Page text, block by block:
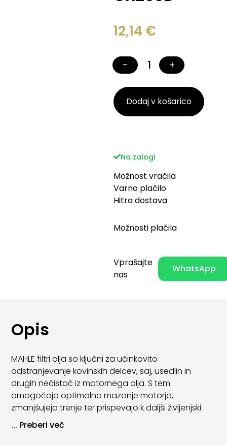
12,14 €
− +
Dodaj v košarico
Na zalogi
Možnost vračila
Varno plačilo
Hitra dostava
Možnosti plačila
Vprašajte
nas
WhatsApp
Opis
MAHLE filtri olja so ključni za učinkovito
odstranjevanje kovinskih delcev, saj, usedlin in
drugih nečistoč iz motornega olja. S tem
omogočajo optimalno mazanje motorja,
zmanjšujejo trenje ter prispevajo k daljši življenjski
dobi motornih komponent.
... Preberi več